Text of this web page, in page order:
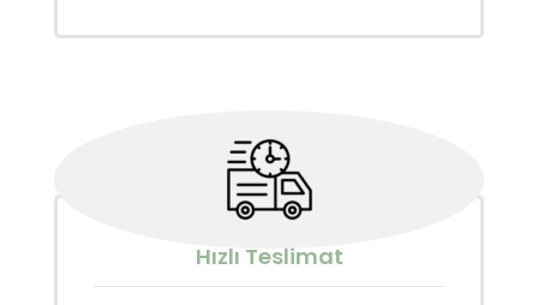
Hızlı Teslimat